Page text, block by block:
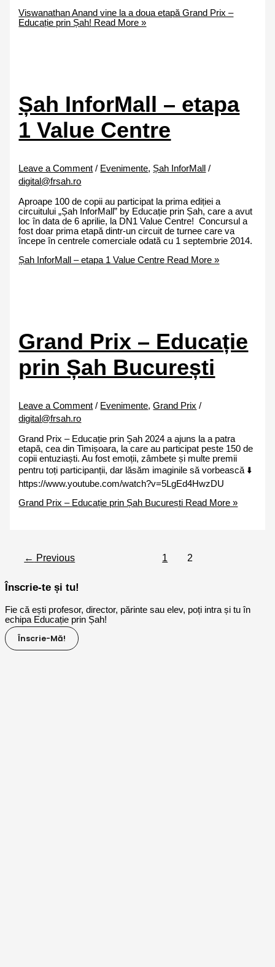
Viswanathan Anand vine la a doua etapă Grand Prix –
Educație prin Șah! Read More »
Șah InforMall – etapa
1 Value Centre
Leave a Comment / Evenimente, Șah InforMall
/
digital@frsah.ro
Aproape 100 de copii au participat la prima ediției a
circuitului „Șah InforMall” by Educație prin Șah, care a avut
loc în data de 6 aprilie, la DN1 Value Centre! Concursul a
fost doar prima etapă dintr-un circuit de turnee care va
începe în centrele comerciale odată cu 1 septembrie 2014.
Șah InforMall – etapa 1 Value Centre Read More »
Grand Prix – Educație
prin Șah București
Leave a Comment / Evenimente,Grand Prix /
digital@frsah.ro
Grand Prix – Educație prin Șah 2024 a ajuns la a patra
etapă, cea din Timișoara, la care au participat peste 150 de
copii entuziaști. Au fost emoții, zâmbete și multe premii
pentru toți participanții, dar lăsăm imaginile să vorbească ⬇️
https://www.youtube.com/watch?v=5LgEd4HwzDU
Grand Prix – Educație prin Șah București Read More »
← Previous 1 2
Înscrie-te și tu!
Fie că ești profesor, director, părinte sau elev, poți intra și tu în
echipa Educație prin Șah!
Înscrie-Mă!